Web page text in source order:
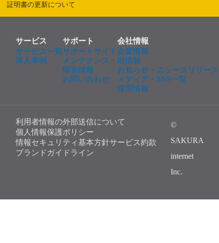
証明書の更新について
サービス
サービス一覧
導入事例
サポート
サポートサイト
メンテナンス・
障害情報
お問い合わせ
会社情報
企業情報
IR情報
お知らせ・ニュースリリース
メディア・SNS一覧
採用情報
利用者情報の外部送信について
個人情報保護ポリシー
情報セキュリティ基本方針サービス約款
ブランドガイドライン
©
SAKURA
internet
Inc.